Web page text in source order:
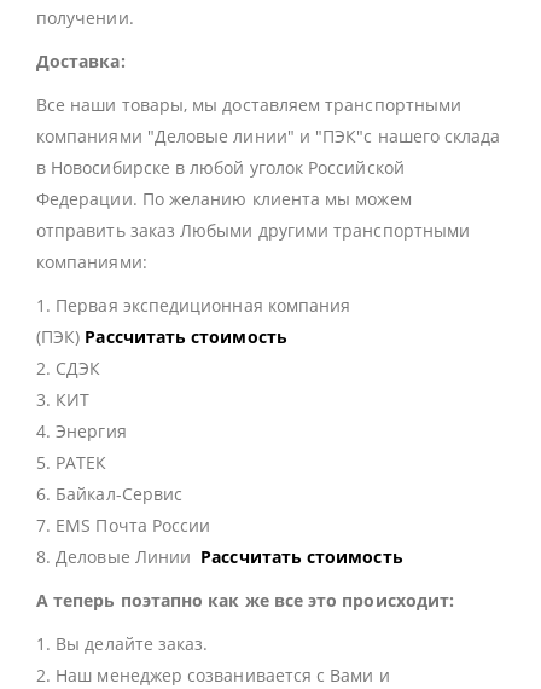
получении.
Доставка:
Все наши товары, мы доставляем транспортными
компаниями "Деловые линии" и "ПЭК"с нашего склада
в Новосибирске в любой уголок Российской
Федерации. По желанию клиента мы можем
отправить заказ Любыми другими транспортными
компаниями:
1. Первая экспедиционная компания
(ПЭК) Рассчитать стоимость
2. СДЭК
3. КИТ
4. Энергия
5. РАТЕК
6. Байкал-Сервис
7. EMS Почта России
8. Деловые Линии Рассчитать стоимость
А теперь поэтапно как же все это происходит:
1. Вы делайте заказ.
2. Наш менеджер созванивается с Вами и